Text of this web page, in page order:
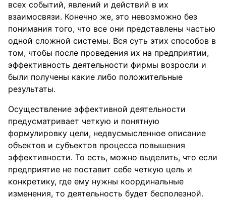
всех событий, явлений и действий в их
взаимосвязи. Конечно же, это невозможно без
понимания того, что все они представлены частью
одной сложной системы. Вся суть этих способов в
том, чтобы после проведения их на предприятии,
эффективность деятельности фирмы возросли и
были получены какие либо положительные
результаты.
Осуществление эффективной деятельности
предусматривает четкую и понятную
формулировку цели, недвусмысленное описание
объектов и субъектов процесса повышения
эффективности. То есть, можно выделить, что если
предприятие не поставит себе четкую цель и
конкретику, где ему нужны координальные
изменения, то деятельность будет бесполезной.